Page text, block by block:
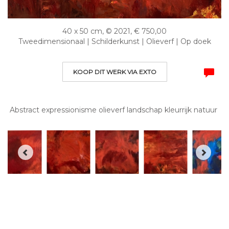
40 x 50 cm, © 2021, € 750,00
Tweedimensionaal | Schilderkunst | Olieverf | Op doek
KOOP DIT WERK VIA EXTO
Abstract expressionisme olieverf landschap kleurrijk natuur